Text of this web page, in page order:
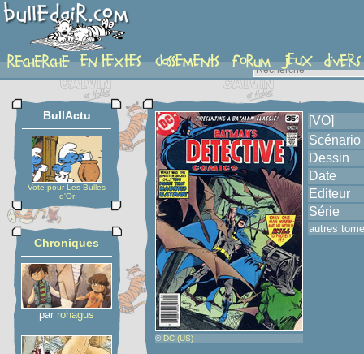
album
BullActu
Vote pour Les Bulles
d'Or
Chroniques
par rohagus
© DC (US)
[VO]
Scénario
Dessin
Date
Editeur
Série
autres